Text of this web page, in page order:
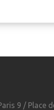
9 / Place